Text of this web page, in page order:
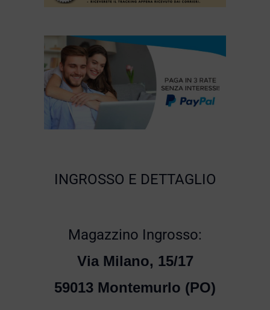
INGROSSO E DETTAGLIO
Magazzino Ingrosso:
Via Milano, 15/17
59013 Montemurlo (PO)